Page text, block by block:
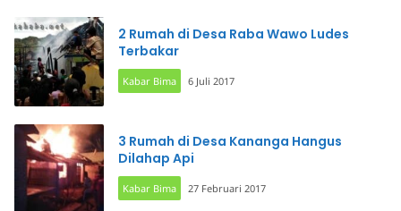
2 Rumah di Desa Raba Wawo Ludes
Terbakar
Kabar Bima 6 Juli 2017
3 Rumah di Desa Kananga Hangus
Dilahap Api
Kabar Bima 27 Februari 2017